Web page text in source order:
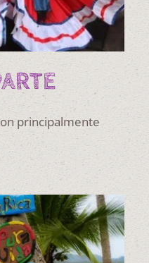
principalmente